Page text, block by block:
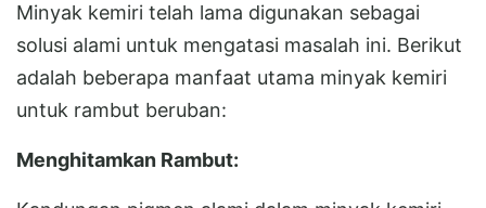
Minyak kemiri telah lama digunakan sebagai
solusi alami untuk mengatasi masalah ini. Berikut
adalah beberapa manfaat utama minyak kemiri
untuk rambut beruban:
Menghitamkan Rambut: